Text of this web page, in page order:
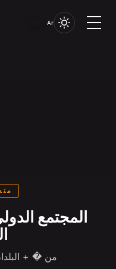
Ar
منذ
المجتمع
من � +